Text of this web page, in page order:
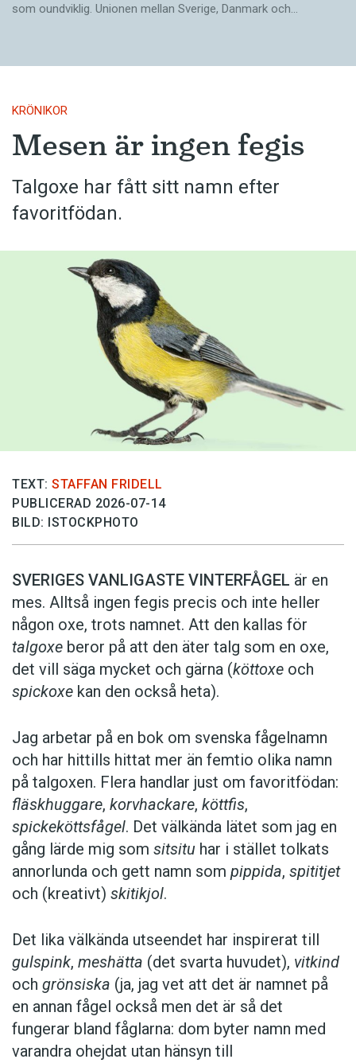
som ound­viklig. ­Unionen ­mellan Sverige, Danmark och…
KRÖNIKOR
Mesen är ingen fegis
Talgoxe har fått sitt namn efter
favoritfödan.
TEXT: STAFFAN FRIDELL
PUBLICERAD 2026-07-14
BILD: ISTOCKPHOTO
SVERIGES VANLIGASTE VINTERFÅGEL är en
mes. Alltså ingen fegis precis och inte heller
någon oxe, trots namnet. Att den kallas för
talgoxe beror på att den äter talg som en oxe,
det vill säga mycket och gärna (köttoxe och
spickoxe kan den också heta).
Jag arbetar på en bok om svenska fågelnamn
och har hittills hittat mer än femtio olika namn
på talgoxen. Flera handlar just om favoritfödan:
fläskhuggare, korvhackare, köttfis,
spickeköttsfågel. Det välkända lätet som jag en
gång lärde mig som sitsitu har i stället tolkats
annorlunda och gett namn som pippida, spititjet
och (kreativt) skitikjol.
Det lika välkända utseendet har inspirerat till
gulspink, meshätta (det svarta huvudet), vitkind
och grönsiska (ja, jag vet att det är namnet på
en ­annan fågel också men det är så det
fungerar bland fåglarna: dom byter namn med
var­andra ohejdat utan hänsyn till